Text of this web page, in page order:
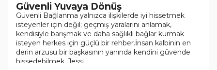
Güvenli Yuvaya Dönüş
Güvenli Bağlanma yalnızca ilişkilerde iyi hissetmek
isteyenler için değil; geçmiş yaralarını anlamak,
kendisiyle barışmak ve daha sağlıklı bağlar kurmak
isteyen herkes için güçlü bir rehber.İnsan kalbinin en
derin arzusu bir başkasının yanında kendini güvende
hissedebilmek. Jessi..